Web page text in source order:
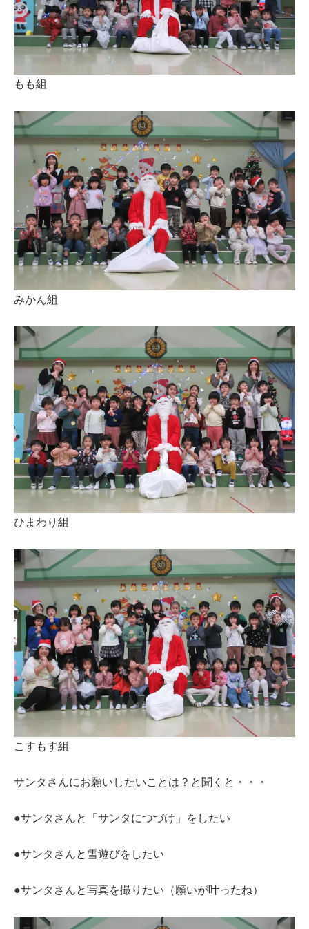
もも組
みかん組
ひまわり組
こすもす組
サンタさんにお願いしたいことは？と聞くと・・・
●サンタさんと「サンタにつづけ」をしたい
●サンタさんと雪遊びをしたい
●サンタさんと写真を撮りたい（願いが叶ったね）